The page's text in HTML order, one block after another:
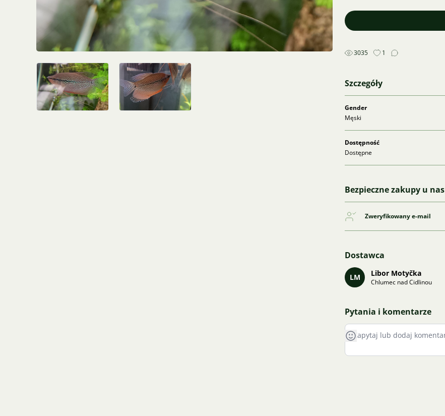
3035 1
Szczegóły
Gender
Męski
Dostępność
Dostępne
Bezpieczne zakupy u nas
Zweryfikowany e-mail
Dostawca
LM Libor Motyčka
Chlumec nad Cidlinou
Pytania i komentarze